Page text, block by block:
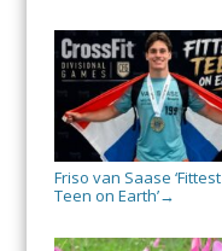
Friso van Saase ‘Fittest
Teen on Earth’→